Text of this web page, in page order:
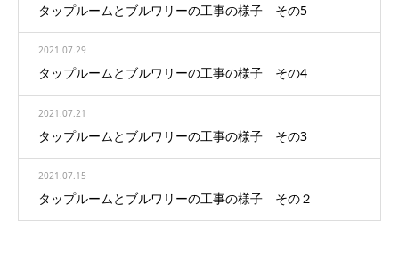
タップルームとブルワリーの工事の様子 その5
2021.07.29
タップルームとブルワリーの工事の様子 その4
2021.07.21
タップルームとブルワリーの工事の様子 その3
2021.07.15
タップルームとブルワリーの工事の様子 その２